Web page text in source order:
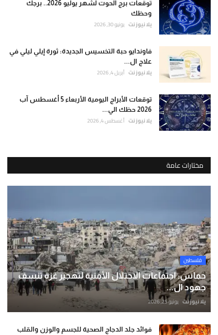
توقعات برج الحوت لشهر يوليو 2026.. برجك
وحظك
يلا نيوز نت يونيو 30, 2026
فاوندايو حبة التخسيس الجديدة: ثورة إيلي ليلي في
علاج ال...
يلا نيوز نت أبريل 4, 2026
توقعات الأبراج اليومية الأربعاء 5 أغسطس آب
2026 حظك الي...
يلا نيوز نت أغسطس 4, 2026
مختارات عامة
فلسطين
حماس: اجتماعات الاحتلال الأمنية لتهجير غزة تنسف
جهود ال...
يلا نيوز نت يونيو 25, 2026
فوائد جلد الدجاج الصحية للجسم والوزن والقلب